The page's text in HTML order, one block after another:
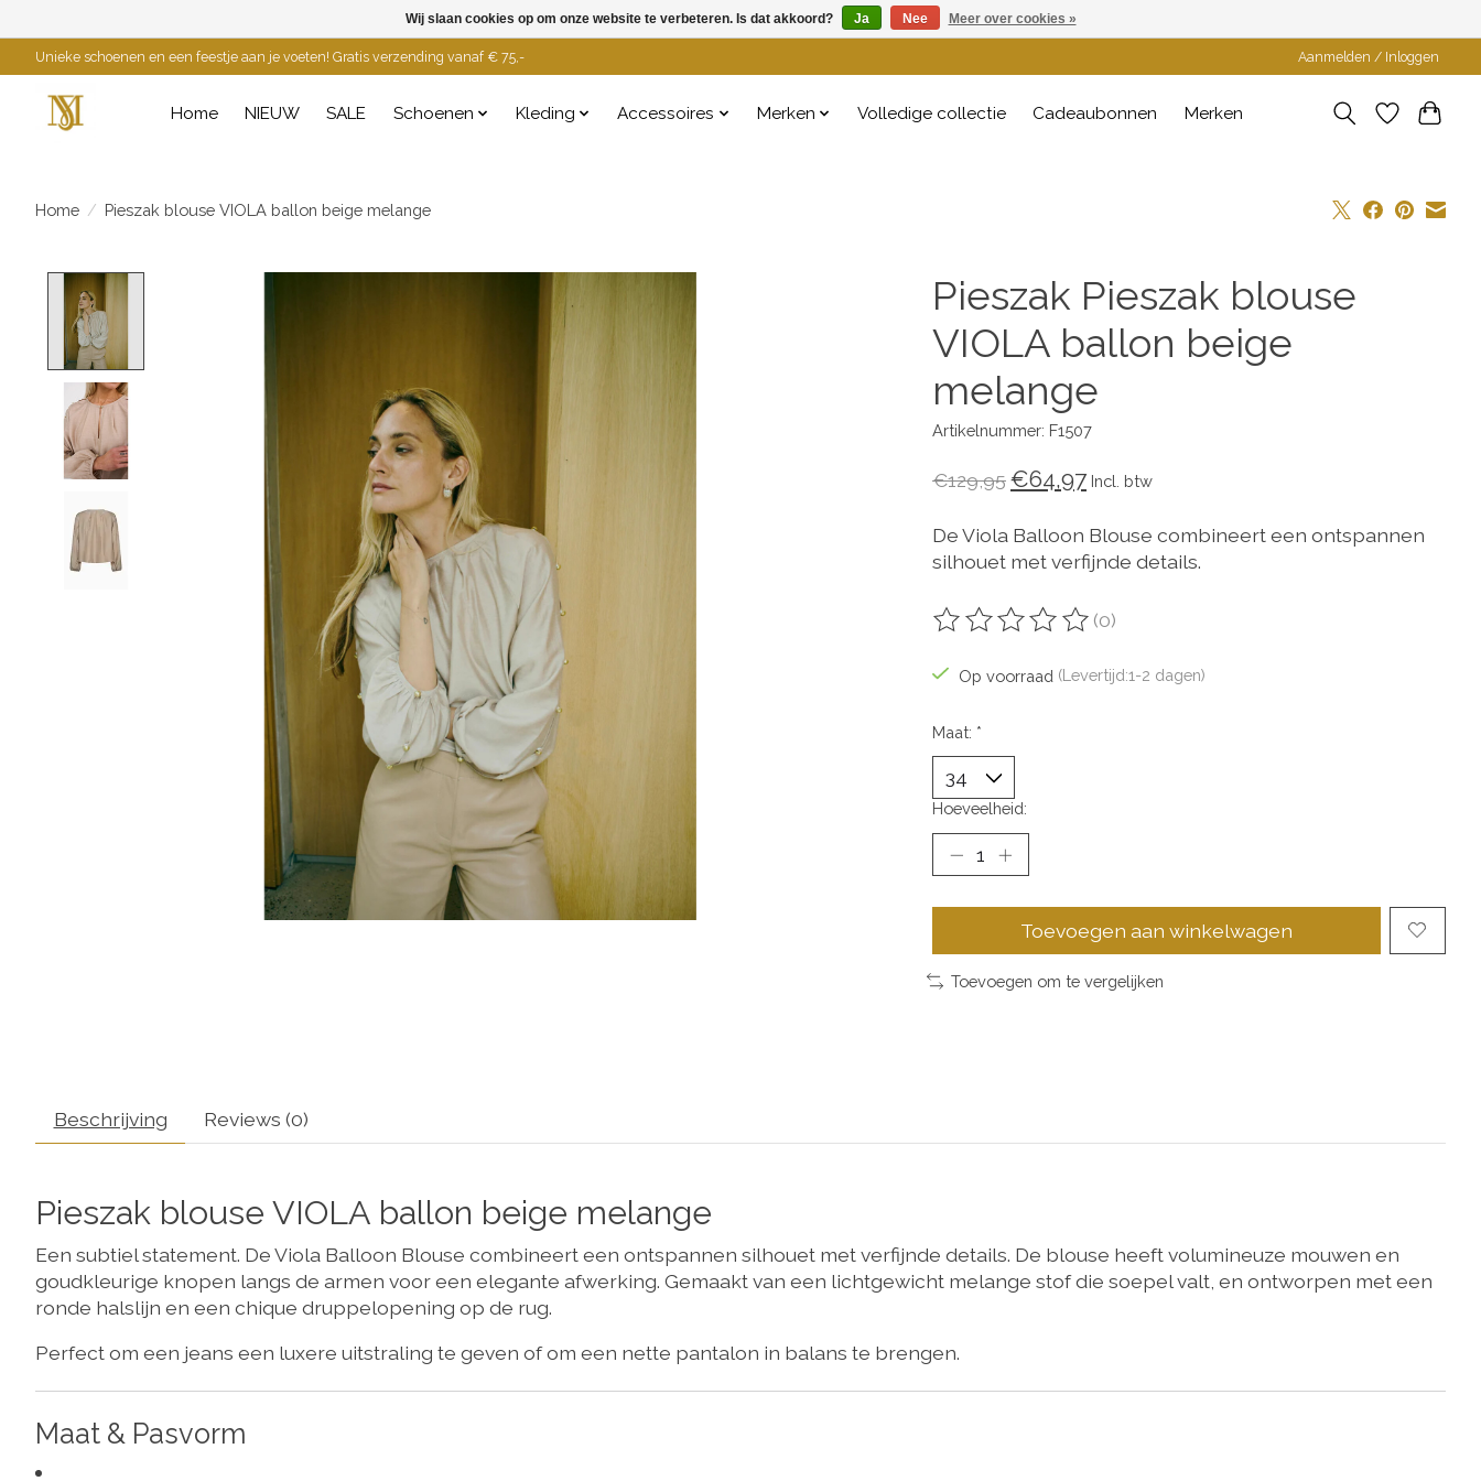
Unieke schoenen en een feestje aan je voeten! Gratis verzending vanaf € 75,- Aanmelden / Inloggen
Home NIEUW SALE Schoenen Kleding Accessoires Merken Volledige collectie Cadeaubonnen Merken
Home / Pieszak blouse VIOLA ballon beige melange
Pieszak Pieszak blouse
VIOLA ballon beige
melange
Artikelnummer: F1507
€129,95€64,97 Incl. btw
De Viola Balloon Blouse combineert een ontspannen
silhouet met verfijnde details.
De beoordeling van dit product is
(0)
Op voorraad (Levertijd:1-2 dagen)
Maat: *
Hoeveelheid:
Toevoegen aan winkelwagen
Toevoegen om te vergelijken
Beschrijving Reviews (0)
Pieszak blouse VIOLA ballon beige melange
Een subtiel statement. De Viola Balloon Blouse combineert een ontspannen silhouet met verfijnde details. De blouse heeft volumineuze mouwen en
goudkleurige knopen langs de armen voor een elegante afwerking. Gemaakt van een lichtgewicht melange stof die soepel valt, en ontworpen met een
ronde halslijn en een chique druppelopening op de rug.
Perfect om een jeans een luxere uitstraling te geven of om een nette pantalon in balans te brengen.
Maat & Pasvorm
Wij slaan cookies op om onze website te verbeteren. Is dat akkoord? Ja Nee Meer over cookies »